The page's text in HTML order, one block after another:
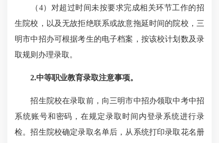
（4）对超过时间未按要求完成相关环节工作的招
生院校，以及无故拒绝联系或故意拖延时间的院校，三
明市中招办可根据考生的电子档案，按该校计划数及录
取规则办理录取。
2.中等职业教育录取注意事项。
招生院校在录取前，向三明市中招办领取中考中招
系统账号和密码，在规定录取时间内登录系统进行录
检。招生院校确定录取名单后，从系统打印录取花名册